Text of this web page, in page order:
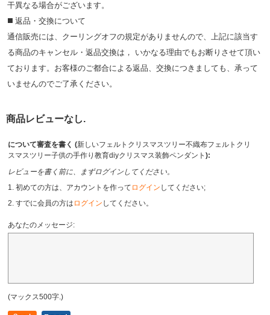
⼲異なる場合がございます。
◼️ 返品・交換について
通信販売には、クーリングオフの規定がありませんので、上記に該当す
る商品のキャンセル・返品交換は， いかなる理由でもお断りさせて頂い
ております。お客様のご都合による返品、交換につきましても、承って
いませんのでご了承ください。
商品レビューなし.
について審査を書く (新しいフェルトクリスマスツリー不織布フェルトクリ
スマスツリー子供の手作り教育diyクリスマス装飾ペンダント ):
レビューを書く前に、まずログインしてください。
1. 初めての方は、アカウントを作って ログイン してください;
2. すでに会員の方は ログイン してください。
あなたのメッセージ:
(マックス500字.)